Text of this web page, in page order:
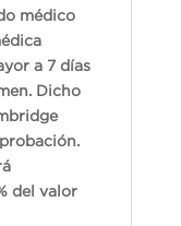
médico
a 7 días
Dicho
del valor